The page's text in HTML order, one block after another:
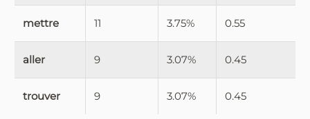
mettre 11 3.75% 0.55
aller 9 3.07% 0.45
trouver 9 3.07% 0.45